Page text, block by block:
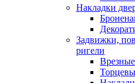
Накладки
Задвижки,
ригели